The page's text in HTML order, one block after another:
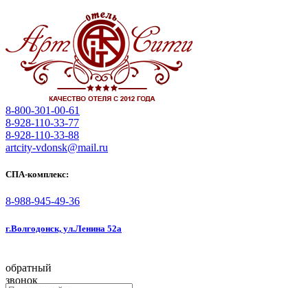
8-800-301-00-61
8-928-110-33-77
8-928-110-33-88
artcity-vdonsk@mail.ru
СПА-комплекс:
8-988-945-49-36
г.Волгодонск, ул.Ленина 52а
обратный
звонок